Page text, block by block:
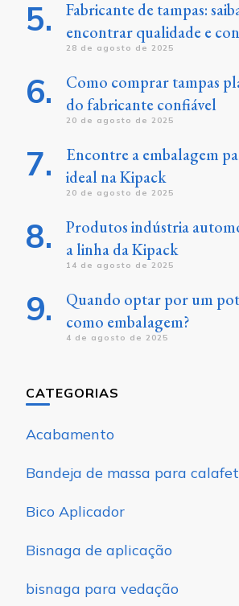
Fabricante de tampas:
encontrar qualidade e
28 de agosto de 2025
Como comprar tampas
do fabricante confiável
20 de agosto de 2025
Encontre a embalagem
ideal na Kipack
20 de agosto de 2025
Produtos indústria
a linha da Kipack
14 de agosto de 2025
Quando optar por um
como embalagem?
4 de agosto de 2025
CATEGORIAS
Acabamento
Bandeja de massa para
Bico Aplicador
Bisnaga de aplicação
bisnaga para vedação